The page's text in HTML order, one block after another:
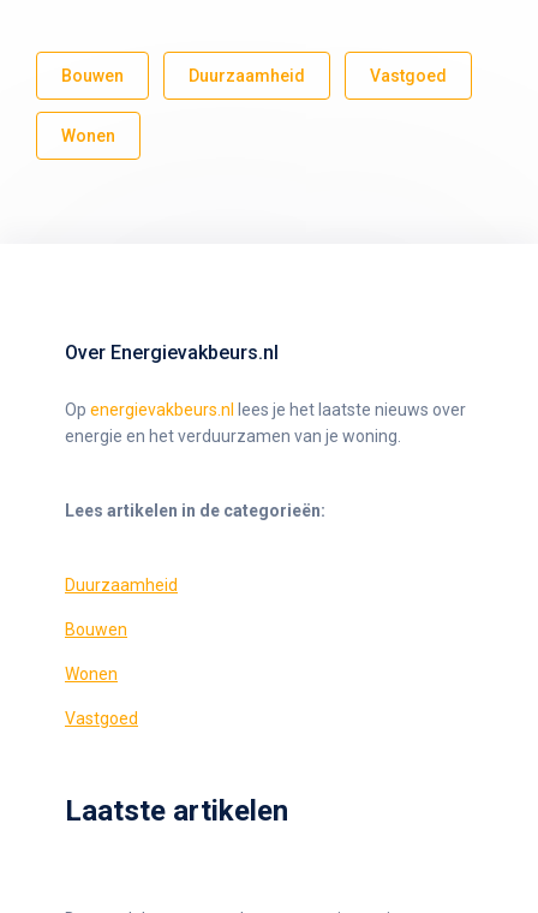
Bouwen Duurzaamheid Vastgoed
Wonen
Over Energievakbeurs.nl
Op energievakbeurs.nl
lees je het laatste nieuws over
energie en het verduurzamen van je woning.
Lees artikelen in de categorieën:
Duurzaamheid
Bouwen
Wonen
Vastgoed
Laatste artikelen